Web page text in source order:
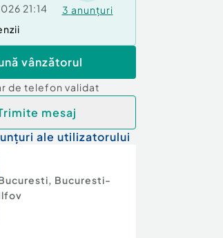
21:14 3 anunțuri
vânzătorul
de telefon validat
mesaj
ale utilizatorului
, Bucuresti-